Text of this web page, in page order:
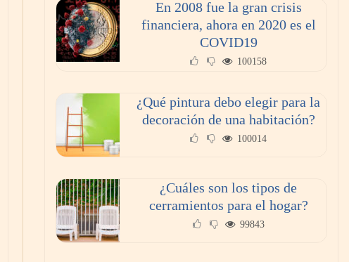
En 2008 fue la gran crisis
financiera, ahora en 2020 es el
COVID19
100158
¿Qué pintura debo elegir para la
decoración de una habitación?
100014
¿Cuáles son los tipos de
cerramientos para el hogar?
99843